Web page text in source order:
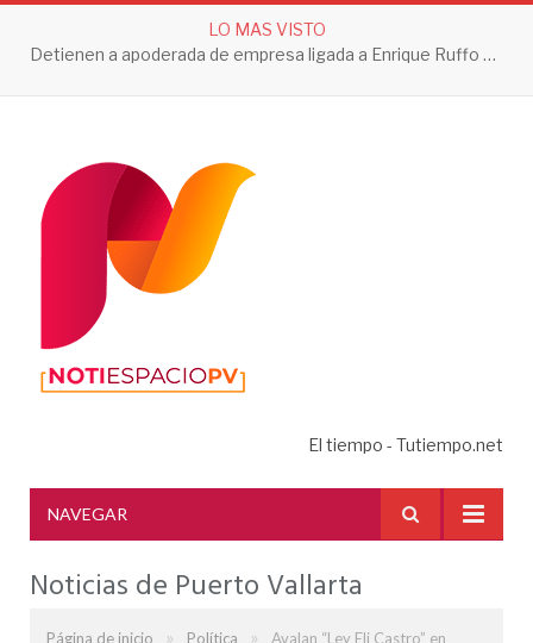
LO MAS VISTO
Detienen a apoderada de empresa ligada a Enrique Ruffo por investigación de Huachicol Fiscal
El tiempo - Tutiempo.net
NAVEGAR
Noticias de Puerto Vallarta
Página de inicio » Política »
Avalan “Ley Eli Castro” en